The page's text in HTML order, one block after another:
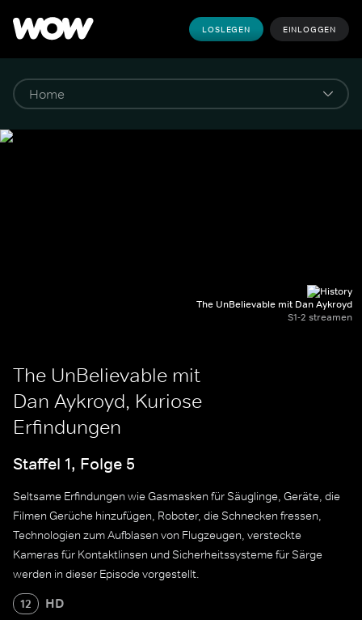
LOSLEGEN EINLOGGEN
The UnBelievable mit Dan Aykroyd
S1-2 streamen
The UnBelievable mit
Dan Aykroyd, Kuriose
Erfindungen
Staffel 1, Folge 5
Seltsame Erfindungen wie Gasmasken für Säuglinge, Geräte, die
Filmen Gerüche hinzufügen, Roboter, die Schnecken fressen,
Technologien zum Aufblasen von Flugzeugen, versteckte
Kameras für Kontaktlinsen und Sicherheitssysteme für Särge
werden in dieser Episode vorgestellt.
12 HD